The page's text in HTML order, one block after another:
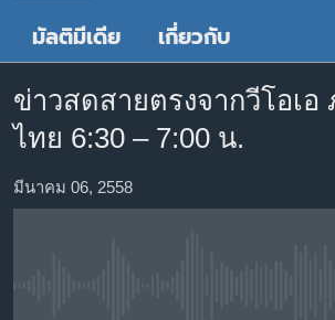
หน้า
หลัก
ข้าม
ไป
การ
ไทย
ธุรกิจ
วิทยาศาสตร์
ไลฟ์สไตล์
Spotify
สมัคร
มัลติมีเดีย เกี่ยวกับ
ข่าวสดสายตรงจากวีโอเอ
ไทย 6:30 – 7:00 น.
มีนาคม 06, 2558